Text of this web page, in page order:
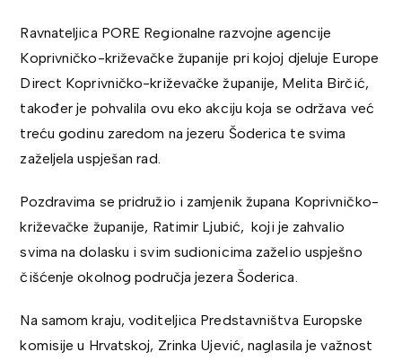
Ravnateljica PORE Regionalne razvojne agencije
Koprivničko-križevačke županije pri kojoj djeluje Europe
Direct Koprivničko-križevačke županije, Melita Birčić,
također je pohvalila ovu eko akciju koja se održava već
treću godinu zaredom na jezeru Šoderica te svima
zaželjela uspješan rad.
Pozdravima se pridružio i zamjenik župana Koprivničko-
križevačke županije, Ratimir Ljubić, koji je zahvalio
svima na dolasku i svim sudionicima zaželio uspješno
čišćenje okolnog područja jezera Šoderica.
Na samom kraju, voditeljica Predstavništva Europske
komisije u Hrvatskoj, Zrinka Ujević, naglasila je važnost